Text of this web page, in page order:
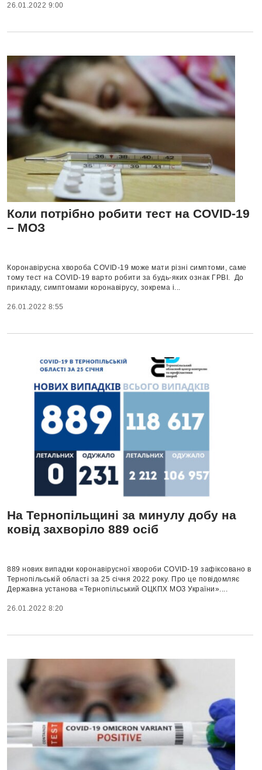
26.01.2022 9:00
Коли потрібно робити тест на COVID-19
– МОЗ
Коронавірусна хвороба COVID-19 може мати різні симптоми, саме
тому тест на COVID-19 варто робити за будь-яких ознак ГРВІ. До
прикладу, симптомами коронавірусу, зокрема і...
26.01.2022 8:55
На Тернопільщині за минулу добу на
ковід захворіло 889 осіб
889 нових випадки коронавірусної хвороби COVID-19 зафіксовано в
Тернопільській області за 25 січня 2022 року. Про це повідомляє
Державна установа «Тернопільський ОЦКПХ МОЗ України»....
26.01.2022 8:20